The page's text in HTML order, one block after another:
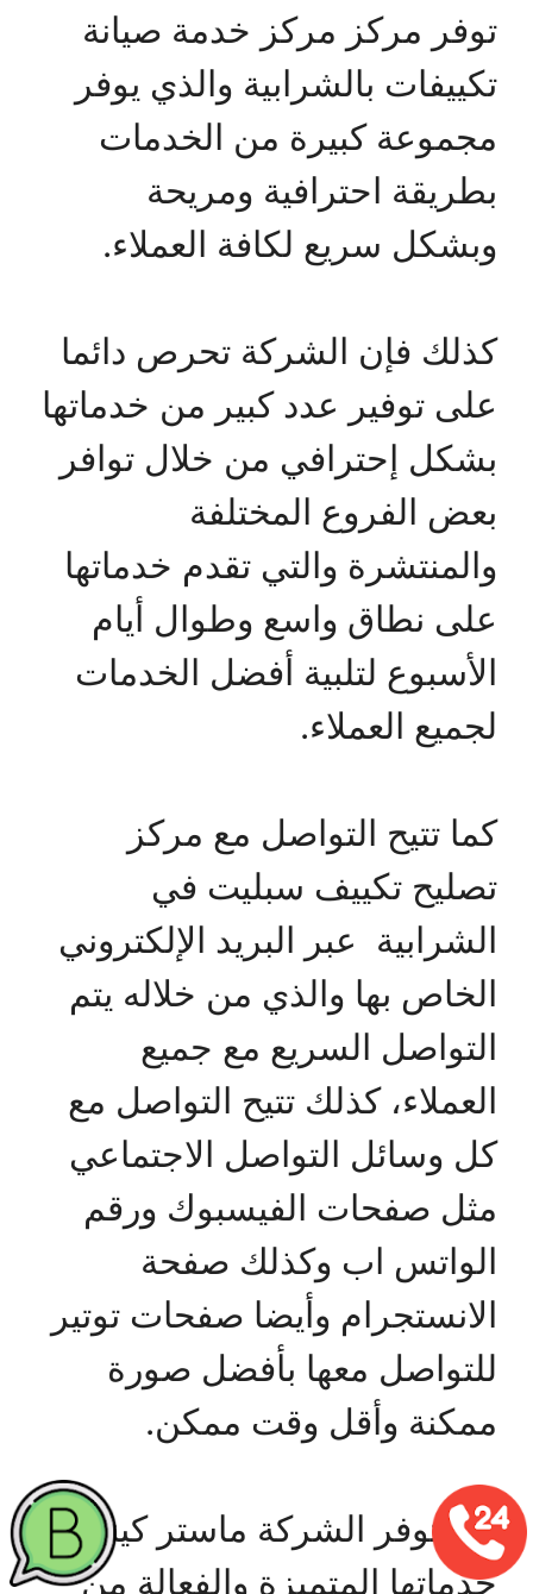
توفر مركز مركز خدمة صيانة
تكييفات بالشرابية والذي يوفر
مجموعة كبيرة من الخدمات
بطريقة احترافية ومريحة
وبشكل سريع لكافة العملاء.
كذلك فإن الشركة تحرص دائما
على توفير عدد كبير من خدماتها
بشكل إحترافي من خلال توافر
بعض الفروع المختلفة
والمنتشرة والتي تقدم خدماتها
على نطاق واسع وطوال أيام
الأسبوع لتلبية أفضل الخدمات
لجميع العملاء.
كما تتيح التواصل مع مركز
تصليح تكييف سبليت في
الشرابية عبر البريد الإلكتروني
الخاص بها والذي من خلاله يتم
التواصل السريع مع جميع
العملاء، كذلك تتيح التواصل مع
كل وسائل التواصل الاجتماعي
مثل صفحات الفيسبوك ورقم
الواتس اب وكذلك صفحة
الانستجرام وأيضا صفحات توتير
للتواصل معها بأفضل صورة
ممكنة وأقل وقت ممكن.
كما توفر الشركة ماستر كينج
خدماتها المتميزة والفعالة من